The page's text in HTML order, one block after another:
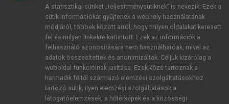
ÚJ FIÓK LÉTREHOZÁSA
1 óra díjmentes hozzáférés
E-MAIL-CÍM
A statisztikai sütiket „teljesítménysütiknek” is nevezik. Ezek a
sütik információkat gyűjtenek a webhely használatának
módjáról, többek között arról, hogy milyen oldalakat keresett
fel és milyen linkekre kattintott. Ezek az információk a
felhasználó azonosítására nem használhatóak, mivel az
adatok összesítettek és anonimizáltak. Céljuk kizárólag a
weboldal funkcióinak javítása. Ezek közé tartoznak a
harmadik féltől származó elemzési szolgáltatásokhoz
tartozó sütik; ilyen elemzési szolgáltatások a
látogatóelemzések, a hőtérképek és a közösségi